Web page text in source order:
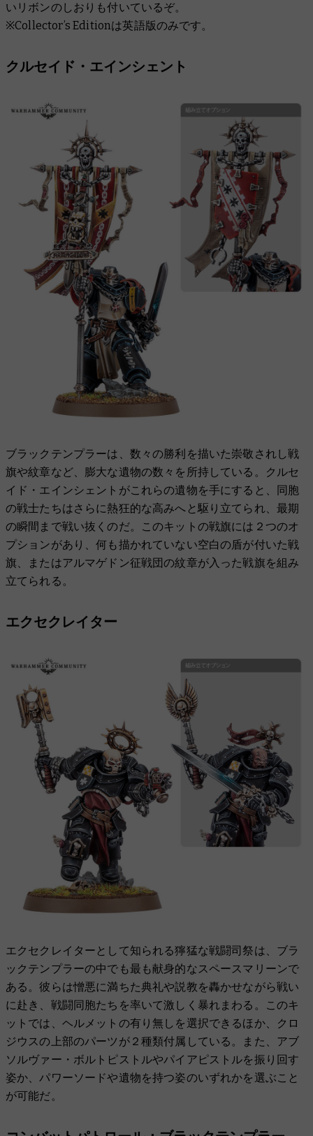
いリボンのしおりも付いているぞ。
※Collector’s Editionは英語版のみです。
クルセイド・エインシェント
ブラックテンプラーは、数々の勝利を描いた崇敬されし戦
旗や紋章など、膨大な遺物の数々を所持している。クルセ
イド・エインシェントがこれらの遺物を手にすると、同胞
の戦士たちはさらに熱狂的な高みへと駆り立てられ、最期
の瞬間まで戦い抜くのだ。このキットの戦旗には２つのオ
プションがあり、何も描かれていない空白の盾が付いた戦
旗、またはアルマゲドン征戦団の紋章が入った戦旗を組み
立てられる。
エクセクレイター
エクセクレイターとして知られる獰猛な戦闘司祭は、ブラ
ックテンプラーの中でも最も献身的なスペースマリーンで
ある。彼らは憎悪に満ちた典礼や説教を轟かせながら戦い
に赴き、戦闘同胞たちを率いて激しく暴れまわる。このキ
ットでは、ヘルメットの有り無しを選択できるほか、クロ
ジウスの上部のパーツが２種類付属している。また、アブ
ソルヴァー・ボルトピストルやパイアピストルを振り回す
姿か、パワーソードや遺物を持つ姿のいずれかを選ぶこと
が可能だ。